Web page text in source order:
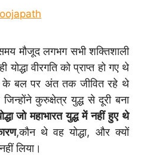
मौजूद लगभग सभी शक्तिशाली
योद्धा वीरगति को प्राप्त हो गए थे
बल पर अंत तक जीवित रहे थे
कुरुक्षेत्र युद्ध से दूरी बना
जो महाभारत युद्ध में नहीं हुए थे
,कौन थे वह योद्धा, और क्यों
लिया।